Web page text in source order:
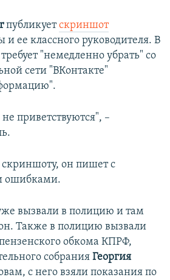
публикуетскриншот
ее классного руководителя. В
"немедленно убрать" со
сети "ВКонтакте"
приветствуются", –
скриншоту, он пишет с
ошибками.
вызвали в полицию и там
Также в полицию вызвали
обкома КПРФ,
собрания Георгия
с него взяли показания по